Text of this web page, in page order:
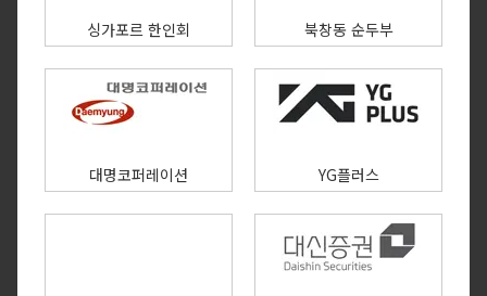
싱가포르 한인회 북창동 순두부
대명코퍼레이션 YG플러스